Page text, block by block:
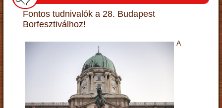
Fontos tudnivalók a 28. Budapest
Borfesztiválhoz!
A